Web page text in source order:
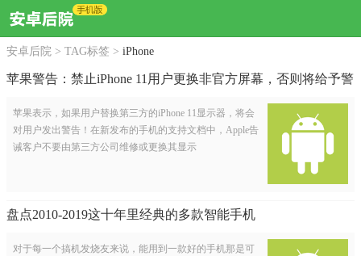
安卓后院 > TAG标签 > iPhone
苹果警告：禁止iPhone 11用户更换非官方屏幕，否则将给予警
告
苹果表示，如果用户替换第三方的iPhone 11显示器，将会
对用户发出警告！在新发布的手机的支持文档中，Apple告
诫客户不要由第三方公司维修或更换其显示
盘点2010-2019这十年里经典的多款智能手机
对于每一个搞机发烧友来说，能用到一款好的手机那是可